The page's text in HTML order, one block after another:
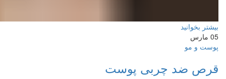
بیشتر بخوانید
05 مارس
پوست و مو
قرص ضد چربی پوست